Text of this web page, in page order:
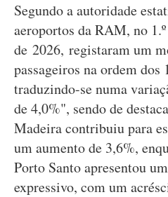
Segundo a autoridade
aeroportos da RAM, no
de 2026, registaram um
passageiros na ordem dos
traduzindo-se numa
de 4,0%", sendo de
Madeira contribuiu para
um aumento de 3,6%,
Porto Santo apresentou
expressivo, com um